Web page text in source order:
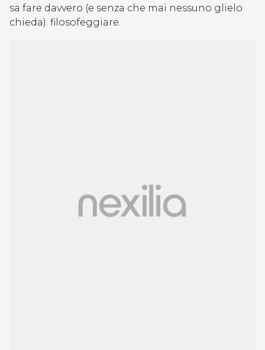
sa fare davvero (e senza che mai nessuno glielo
chieda): filosofeggiare.